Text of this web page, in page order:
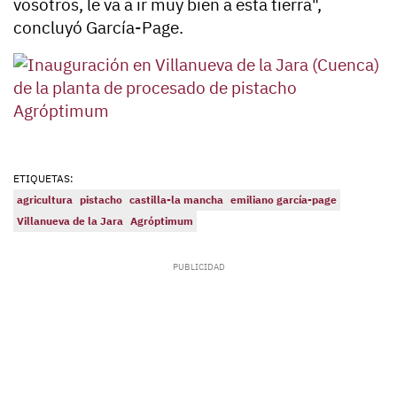
vosotros, le va a ir muy bien a esta tierra",
concluyó García-Page.
ETIQUETAS:
agricultura pistacho castilla-la mancha emiliano garcía-page
Villanueva de la Jara Agróptimum